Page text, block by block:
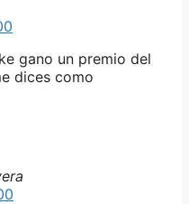
gano un premio del
dices como